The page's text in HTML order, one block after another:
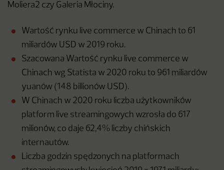
Moliera2 czy Galeria Młociny.
Wartość rynku live commerce w Chinach to 61
miliardów USD w 2019 roku.
Szacowana Wartość rynku live commerce w
Chinach wg Statista w 2020 roku to 961 miliardów
yuanów (148 billionów USD).
W Chinach w 2020 roku liczba użytkowników
platform live streamingowych wzrosła do 617
milionów, co daje 62,4% liczby chińskich
internautów.
Liczba godzin spędzonych na platformach